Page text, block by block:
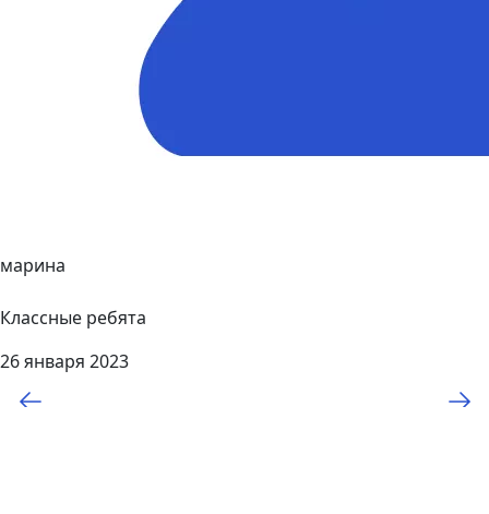
марина
Классные ребята
26 января 2023